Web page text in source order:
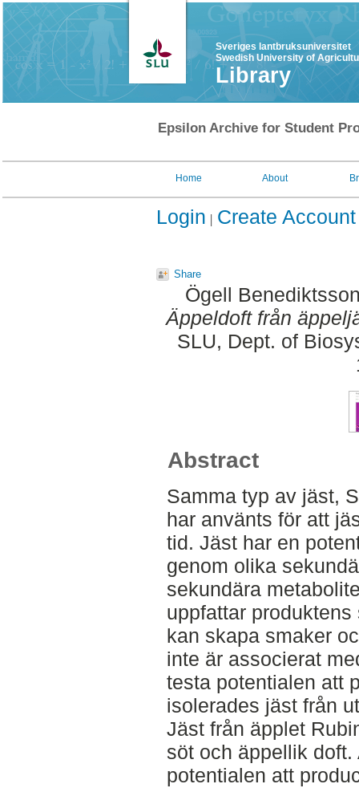
Sveriges lantbruksuniversitet
Swedish University of
Library
Epsilon Archive for Student
Home About
Login Create Account
Share
Ögell
Äppeldoft från
SLU, Dept. of
Abstract
Samma typ av jäst,
har använts för att
tid. Jäst har en
genom olika
sekundära
uppfattar
kan skapa smaker
inte är associerat
testa potentialen att
isolerades jäst från
Jäst från äpplet
söt och äppellik
potentialen att